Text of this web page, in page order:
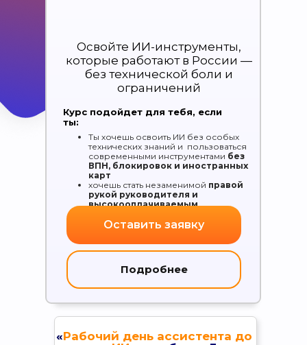
«Рабочий день ассистента до
Освойте ИИ-инструменты,
которые работают в России —
без технической боли и
ограничений
Курс подойдет для тебя, если
ты:
Ты хочешь освоить ИИ без особых
технических знаний и пользоваться
современными инструментами без
ВПН, блокировок и иностранных
карт
хочешь стать незаменимой правой
рукой руководителя и
высокооплачиваемым
Оставить заявку
Подробнее
ИИ-прорыв в профессии
ассистент:работай быстрее,
умнее и зарабатывай больше